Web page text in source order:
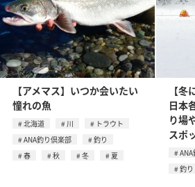
【アメマス】いつか会いたい
憧れの魚
北海道 川
トラウト
ANA釣り倶楽部
釣り
春
秋 冬 夏
【冬
日本
り場
スポ
釣り